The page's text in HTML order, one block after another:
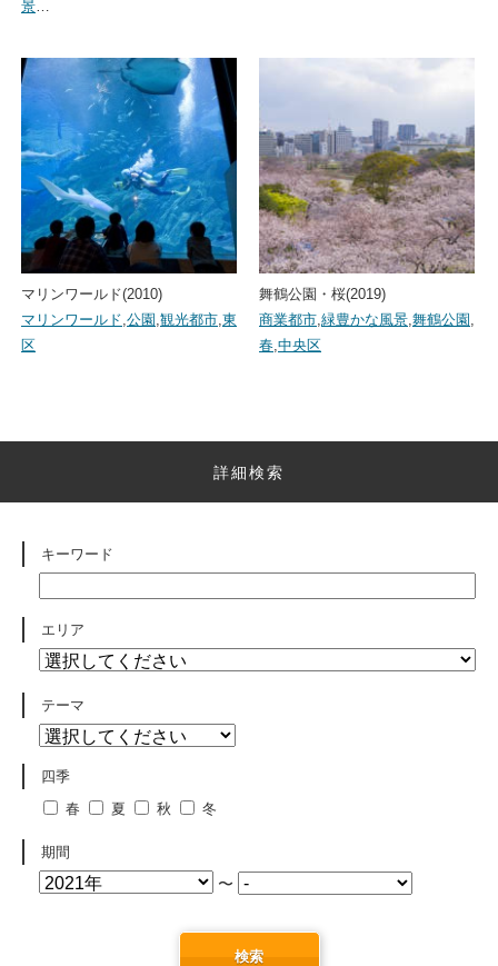
景…
マリンワールド(2010)
マリンワールド,公園 ,観光都市,東
区
舞鶴公園・桜(2019)
商業都市,緑豊かな風景,舞鶴公園 ,
春,中央区
詳細検索
キーワード
エリア
テーマ
四季
春
夏 秋 冬
期間
〜
検索